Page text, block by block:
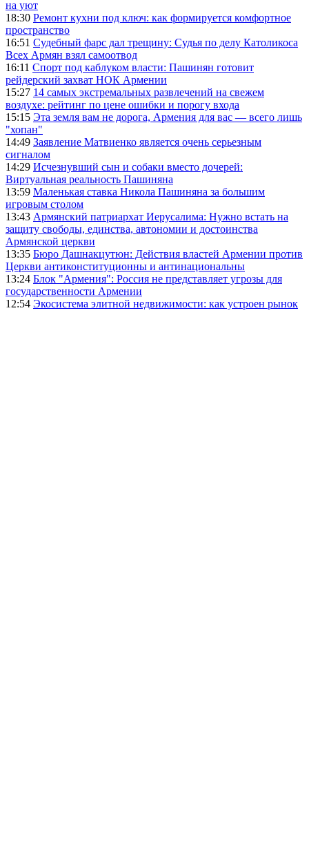
на уют
18:30 Ремонт кухни под ключ: как формируется комфортное
пространство
16:51 Судебный фарс дал трещину: Судья по делу Католикоса
Всех Армян взял самоотвод
16:11 Спорт под каблуком власти: Пашинян готовит
рейдерский захват НОК Армении
15:27 14 самых экстремальных развлечений на свежем
воздухе: рейтинг по цене ошибки и порогу входа
15:15 Эта земля вам не дорога, Армения для вас — всего лишь
"хопан"
14:49 Заявление Матвиенко является очень серьезным
сигналом
14:29 Исчезнувший сын и собаки вместо дочерей:
Виртуальная реальность Пашиняна
13:59 Маленькая ставка Никола Пашиняна за большим
игровым столом
13:43 Армянский патриархат Иерусалима: Нужно встать на
защиту свободы, единства, автономии и достоинства
Армянской церкви
13:35 Бюро Дашнакцутюн: Действия властей Армении против
Церкви антиконституционны и антинациональны
13:24 Блок "Армения": Россия не представляет угрозы для
государственности Армении
12:54 Экосистема элитной недвижимости: как устроен рынок